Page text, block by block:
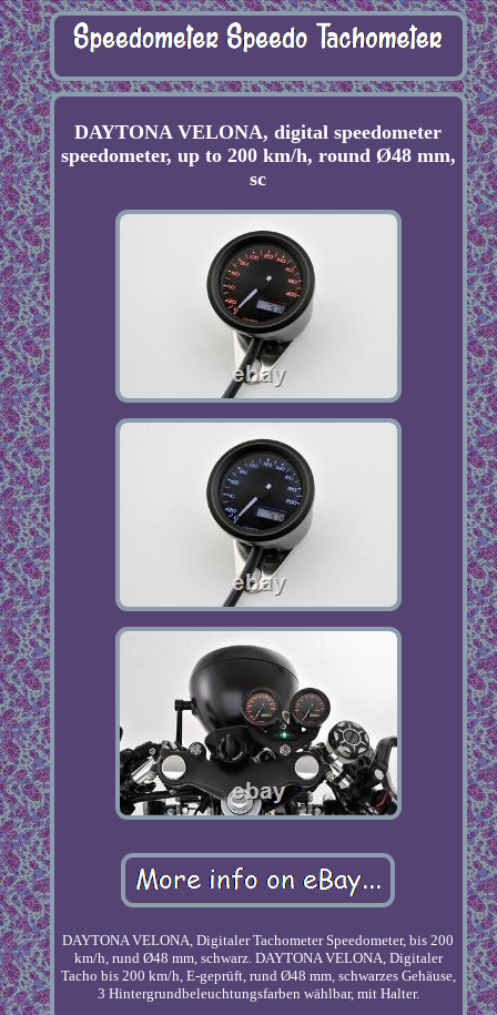
DAYTONA VELONA, digital speedometer
speedometer, up to 200 km/h, round Ø48 mm,
sc
DAYTONA VELONA, Digitaler Tachometer Speedometer, bis 200
km/h, rund Ø48 mm, schwarz. DAYTONA VELONA, Digitaler
Tacho bis 200 km/h, E-geprüft, rund Ø48 mm, schwarzes Gehäuse,
3 Hintergrundbeleuchtungsfarben wählbar, mit Halter.